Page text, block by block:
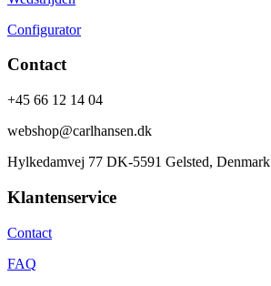
Configurator
Contact
+45 66 12 14 04
webshop@carlhansen.dk
Hylkedamvej 77 DK-5591 Gelsted, Denmark
Klantenservice
Contact
FAQ